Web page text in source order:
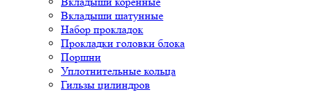
Вкладыши шатунные
Набор прокладок
Прокладки головки блока
Поршни
Уплотнительные кольца
Гильзы цилиндров